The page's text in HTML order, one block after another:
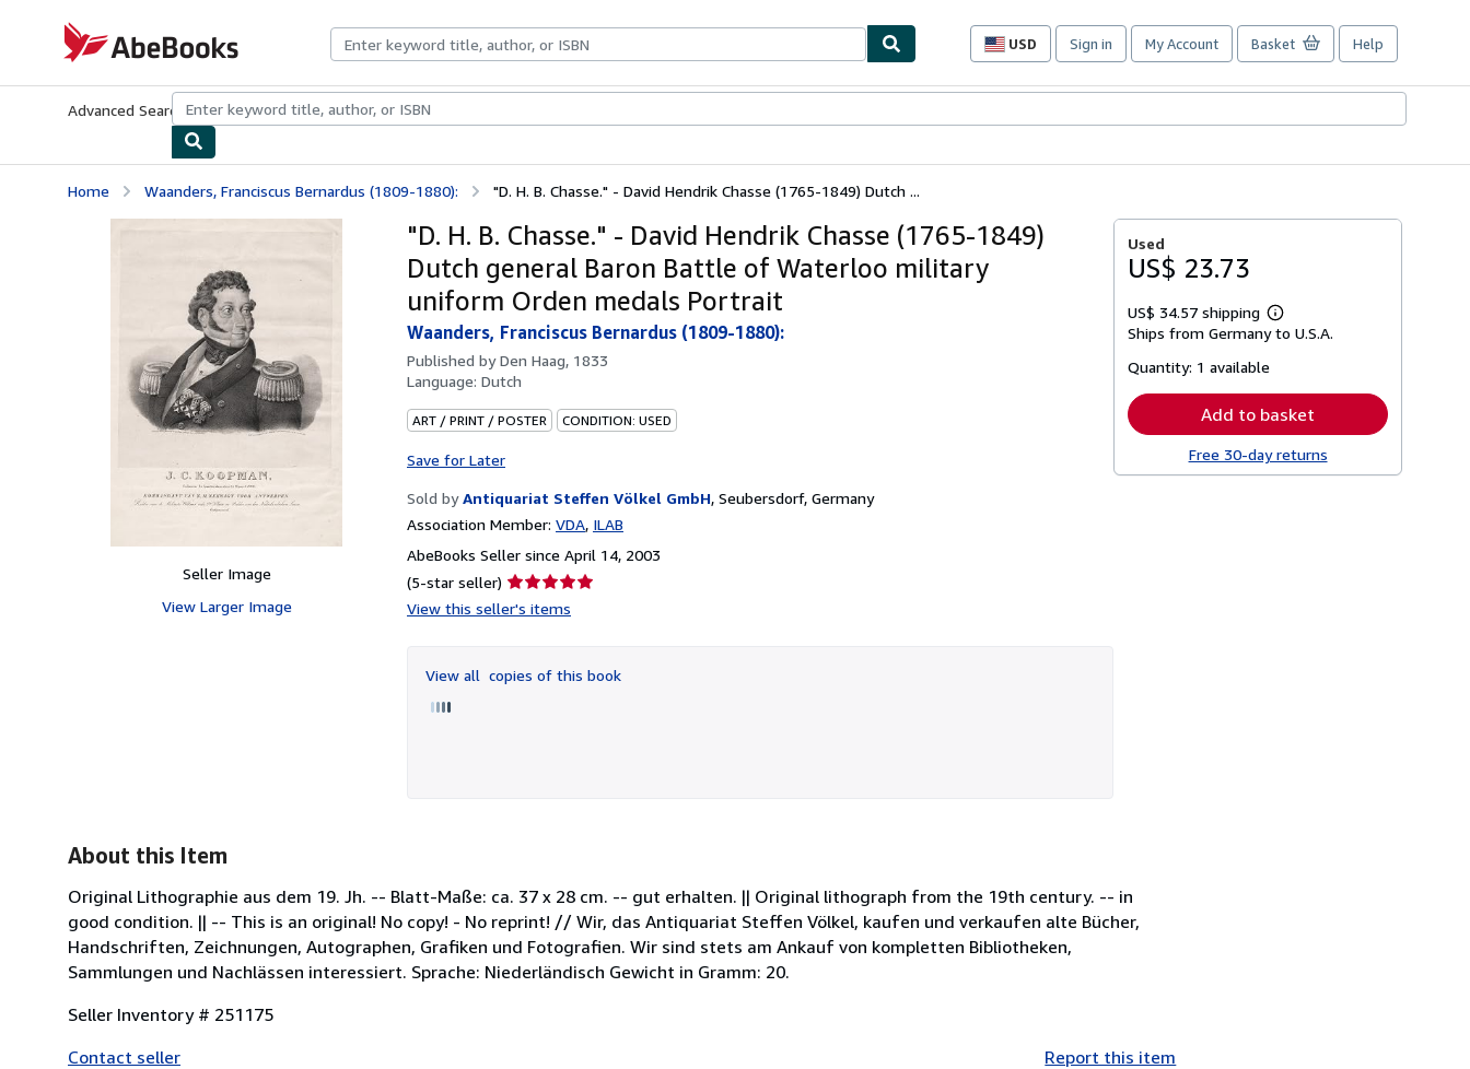
AbeBooks.com
USD
Site
preferences
Sign in My Account Basket Help
Advanced Search Browse CollectionsRare BooksArt & Collectibles
Home Waanders, Franciscus Bernardus (1809-1880): "D. H. B. Chasse." - David Hendrik Chasse (1765-1849) Dutch ...
Seller Image
View Larger Image
"D. H. B. Chasse." - David Hendrik Chasse (1765-1849)
Dutch general Baron Battle of Waterloo military
uniform Orden medals Portrait
Waanders, Franciscus Bernardus (1809-1880):
Published byDen Haag, 1833
Language: Dutch
ART / PRINT / POSTER CONDITION: USED
Save for Later
Sold by Antiquariat Steffen Völkel GmbH, Seubersdorf, Germany
Association Member: VDA ILAB
AbeBooks Seller since April 14, 2003
(5-star seller) Seller
rating
of
5
View this seller's items
View all copies of this book
Used
US$ 23.73
US$ 34.57 shipping
Learn
more
Ships from Germany to U.S.A.
Quantity: 1 available
Add to basket
Free 30-day returns
About this Item
Original Lithographie aus dem 19. Jh. -- Blatt-Maße: ca. 37 x 28 cm. -- gut erhalten. || Original lithograph from the 19th century. -- in
good condition. || -- This is an original! No copy! - No reprint! // Wir, das Antiquariat Steffen Völkel, kaufen und verkaufen alte Bücher,
Handschriften, Zeichnungen, Autographen, Grafiken und Fotografien. Wir sind stets am Ankauf von kompletten Bibliotheken,
Sammlungen und Nachlässen interessiert. Sprache: Niederländisch Gewicht in Gramm: 20.
Seller Inventory # 251175
Contact seller
Report this item